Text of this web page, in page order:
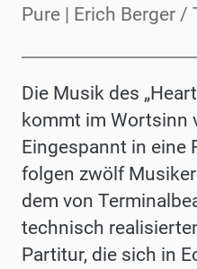
Pure | Erich Berger /
Die Musik des
kommt im Wortsinn
Eingespannt in eine
folgen zwölf
dem von
technisch
Partitur, die sich in